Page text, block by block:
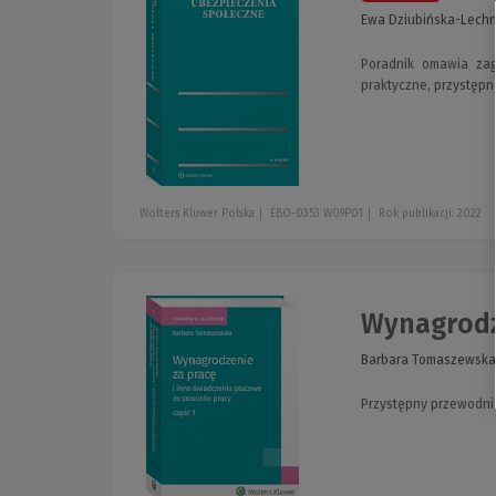
Ewa Dziubińska-
Poradnik omawia
praktyczne,
Wolters Kluwer Polska EBO-0353 W09P01 Rok publikacji: 2022
Barbara Tomaszewska
Przystępny